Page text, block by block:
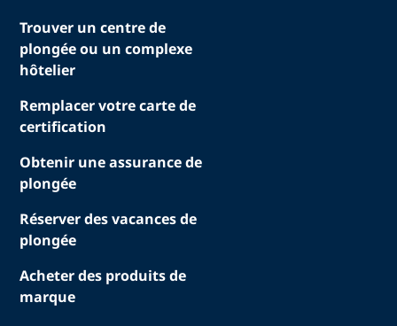
Trouver un centre de
plongée ou un complexe
hôtelier
Remplacer votre carte de
certification
Obtenir une assurance de
plongée
Réserver des vacances de
plongée
Acheter des produits de
marque